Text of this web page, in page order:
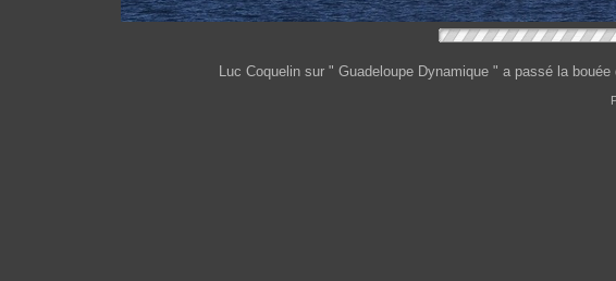
Luc Coquelin sur " Guadeloupe Dynamique " a passé la